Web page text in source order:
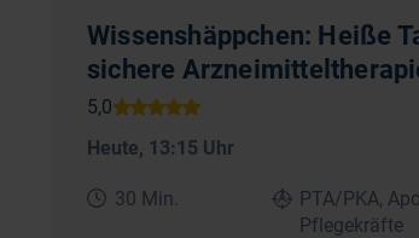
Wissenshäppchen: Heiße
sichere
Heute, 13:15 Uhr
30 Min.
PTA/PKA,
Pflegekräfte